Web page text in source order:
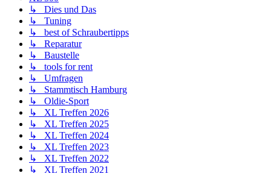
↳ Dies und Das
↳ Tuning
↳ best of Schraubertipps
↳ Reparatur
↳ Baustelle
↳ tools for rent
↳ Umfragen
↳ Stammtisch Hamburg
↳ Oldie-Sport
↳ XL Treffen 2026
↳ XL Treffen 2025
↳ XL Treffen 2024
↳ XL Treffen 2023
↳ XL Treffen 2022
↳ XL Treffen 2021